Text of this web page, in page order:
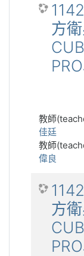
方
教師
佳廷
教師
偉良
方